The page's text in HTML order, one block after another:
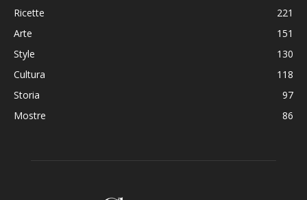
Ricette
221
Arte
151
Style
130
Cultura
118
Storia
97
Mostre
86